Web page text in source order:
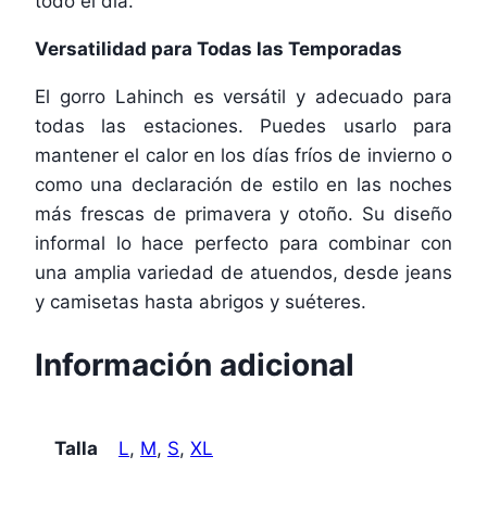
Versatilidad para Todas las Temporadas
El gorro Lahinch es versátil y adecuado para
todas las estaciones. Puedes usarlo para
mantener el calor en los días fríos de invierno o
como una declaración de estilo en las noches
más frescas de primavera y otoño. Su diseño
informal lo hace perfecto para combinar con
una amplia variedad de atuendos, desde jeans
y camisetas hasta abrigos y suéteres.
Información adicional
Talla L, M, S, XL